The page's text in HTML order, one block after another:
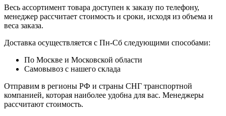
Весь ассортимент товара доступен к заказу по телефону,
менеджер рассчитает стоимость и сроки, исходя из объема и
веса заказа.
Доставка осуществляется с Пн-Сб следующими способами:
По Москве и Московской области
Самовывоз с нашего склада
Отправим в регионы РФ и страны СНГ транспортной
компанией, которая наиболее удобна для вас. Менеджеры
рассчитают стоимость.